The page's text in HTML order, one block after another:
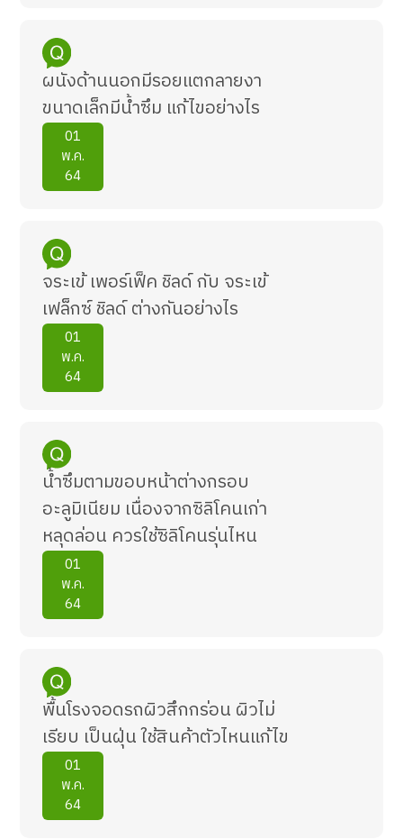
ผนังด้านนอกมีรอยแตกลายงา
ขนาดเล็กมีน้ำซึม แก้ไขอย่างไร
01
พ.ค.
64
จระเข้ เพอร์เฟ็ค ชิลด์ กับ จระเข้
เฟล็กซ์ ชิลด์ ต่างกันอย่างไร
01
พ.ค.
64
น้ำซึมตามขอบหน้าต่างกรอบ
อะลูมิเนียม เนื่องจากซิลิโคนเก่า
หลุดล่อน ควรใช้ซิลิโคนรุ่นไหน
01
พ.ค.
64
พื้นโรงจอดรถผิวสึกกร่อน ผิวไม่
เรียบ เป็นฝุ่น ใช้สินค้าตัวไหนแก้ไข
01
พ.ค.
64